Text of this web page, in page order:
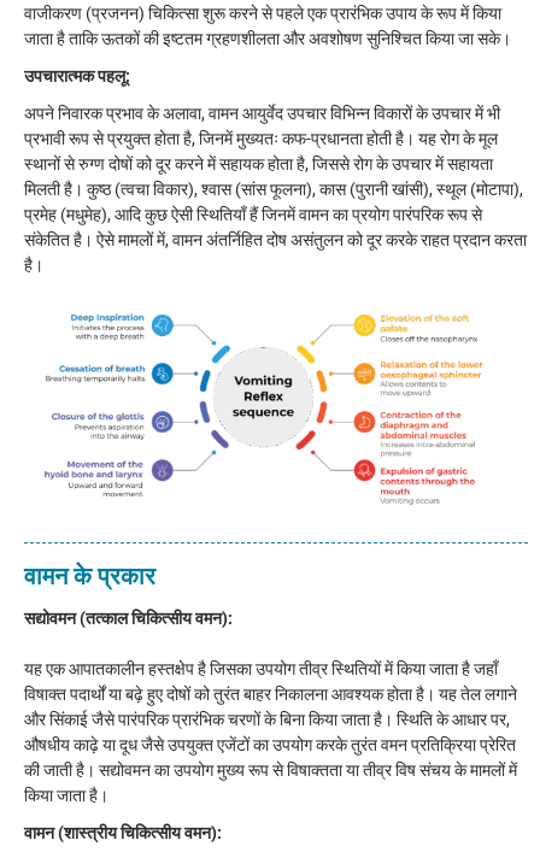
वाजीकरण (प्रजनन) चिकित्सा शुरू करने से पहले एक प्रारंभिक उपाय के रूप में किया
जाता है ताकि ऊतकों की इष्टतम ग्रहणशीलता और अवशोषण सुनिश्चित किया जा सके।
उपचारात्मक पहलू:
अपने निवारक प्रभाव के अलावा, वामन आयुर्वेद उपचार विभिन्न विकारों के उपचार में भी
प्रभावी रूप से प्रयुक्त होता है, जिनमें मुख्यतः कफ-प्रधानता होती है। यह रोग के मूल
स्थानों से रुग्ण दोषों को दूर करने में सहायक होता है, जिससे रोग के उपचार में सहायता
मिलती है। कुष्ठ (त्वचा विकार), श्वास (सांस फूलना), कास (पुरानी खांसी), स्थूल (मोटापा),
प्रमेह (मधुमेह), आदि कुछ ऐसी स्थितियाँ हैं जिनमें वामन का प्रयोग पारंपरिक रूप से
संकेतित है। ऐसे मामलों में, वामन अंतर्निहित दोष असंतुलन को दूर करके राहत प्रदान करता
है।
वामन के प्रकार
सद्योवमन (तत्काल चिकित्सीय वमन):
यह एक आपातकालीन हस्तक्षेप है जिसका उपयोग तीव्र स्थितियों में किया जाता है जहाँ
विषाक्त पदार्थों या बढ़े हुए दोषों को तुरंत बाहर निकालना आवश्यक होता है। यह तेल लगाने
और सिंकाई जैसे पारंपरिक प्रारंभिक चरणों के बिना किया जाता है। स्थिति के आधार पर,
औषधीय काढ़े या दूध जैसे उपयुक्त एजेंटों का उपयोग करके तुरंत वमन प्रतिक्रिया प्रेरित
की जाती है। सद्योवमन का उपयोग मुख्य रूप से विषाक्तता या तीव्र विष संचय के मामलों में
किया जाता है।
वामन (शास्त्रीय चिकित्सीय वमन):